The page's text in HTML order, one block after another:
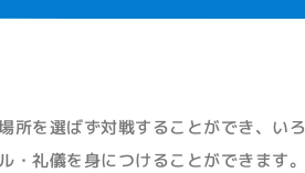
所を選ばず対戦することができ、いろ
礼儀を身につけることができます。